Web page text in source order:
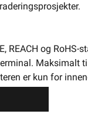
inn Handlekurv
og
Maksimalt
er kun for